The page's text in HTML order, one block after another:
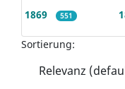
1869 551
Sortierung: